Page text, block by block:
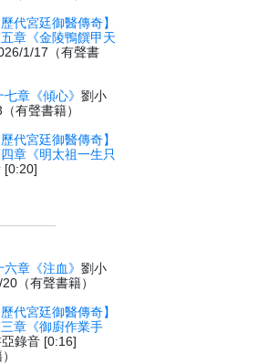
代宮廷御醫傳奇】
章《金陵鴨饌甲天
1/17（有聲書
七章《傾心》劉小
有聲書籍）
代宮廷御醫傳奇】
章《明太祖一生只
[0:20]
六章《注血》劉小
（有聲書籍）
代宮廷御醫傳奇】
章《御廚作業手
錄音 [0:16]